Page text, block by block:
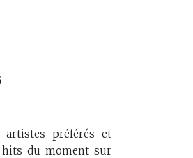
artistes préférés et
du moment sur